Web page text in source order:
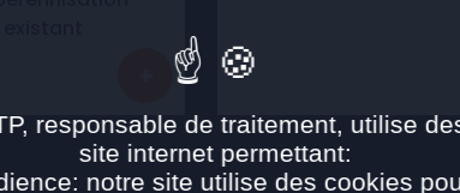
responsable de traitement, utilise
site internet permettant:
notre site utilise des cookies